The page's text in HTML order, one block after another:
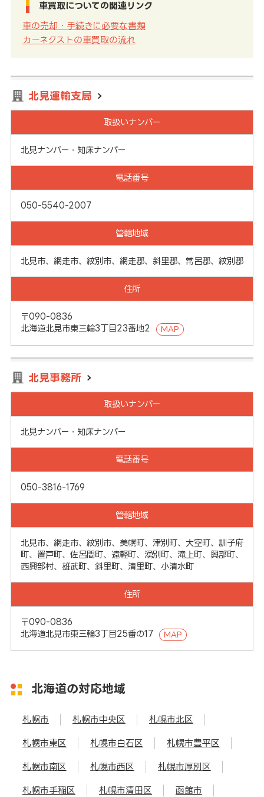
車買取についての関連リンク
車の売却・手続きに必要な書類
カーネクストの車買取の流れ
北見運輸支局
取扱いナンバー
北見ナンバー・知床ナンバー
電話番号
050-5540-2007
管轄地域
北見市、網走市、紋別市、網走郡、斜里郡、常呂郡、紋別郡
住所
〒090-0836
北海道北見市東三輪3丁目23番地2
MAP
北見事務所
取扱いナンバー
北見ナンバー・知床ナンバー
電話番号
050-3816-1769
管轄地域
北見市、網走市、紋別市、美幌町、津別町、大空町、訓子府
町、置戸町、佐呂間町、遠軽町、湧別町、滝上町、興部町、
西興部村、雄武町、斜里町、清里町、小清水町
住所
〒090-0836
北海道北見市東三輪3丁目25番の17
MAP
北海道の対応地域
札幌市 札幌市中央区 札幌市北区
札幌市東区 札幌市白石区 札幌市豊平区
札幌市南区 札幌市西区 札幌市厚別区
札幌市手稲区 札幌市清田区 函館市